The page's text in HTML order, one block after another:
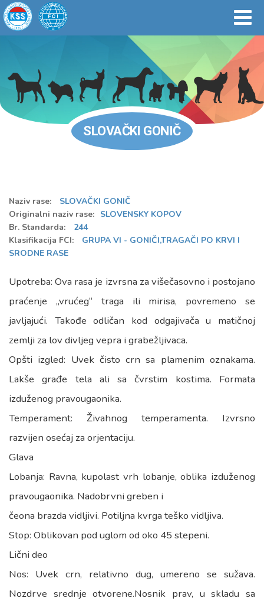
SLOVAČKI GONIČ
Naziv rase:
SLOVAČKI GONIČ
Originalni naziv rase: SLOVENSKY KOPOV
Br. Standarda:
244
Klasifikacija FCI:
GRUPA VI - GONIČI,TRAGAČI PO KRVI I
SRODNE RASE
Upotreba: Ova rasa je izvrsna za višečasovno i postojano
praćenje „vrućeg“ traga ili mirisa, povremeno se
javljajući. Takođe odličan kod odgajivača u matičnoj
zemlji za lov divljeg vepra i grabežljivaca.
Opšti izgled: Uvek čisto crn sa plamenim oznakama.
Lakše građe tela ali sa čvrstim kostima. Formata
izduženog pravougaonika.
Temperament: Živahnog temperamenta. Izvrsno
razvijen osećaj za orjentaciju.
Glava
Lobanja: Ravna, kupolast vrh lobanje, oblika izduženog
pravougaonika. Nadobrvni greben i
čeona brazda vidljivi. Potiljna kvrga teško vidljiva.
Stop: Oblikovan pod uglom od oko 45 stepeni.
Lični deo
Nos: Uvek crn, relativno dug, umereno se sužava.
Nozdrve srednje otvorene.Nosnik prav, u skladu sa